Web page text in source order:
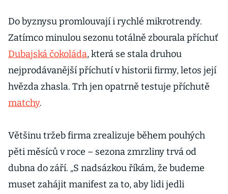
Do byznysu promlouvají i rychlé mikrotrendy.
Zatímco minulou sezonu totálně zbourala příchuť
Dubajská čokoláda, která se stala druhou
nejprodávanější příchutí v historii firmy, letos její
hvězda zhasla. Trh jen opatrně testuje příchutě
matchy.
Většinu tržeb firma zrealizuje během pouhých
pěti měsíců v roce – sezona zmrzliny trvá od
dubna do září. „S nadsázkou říkám, že budeme
muset zahájit manifest za to, aby lidi jedli